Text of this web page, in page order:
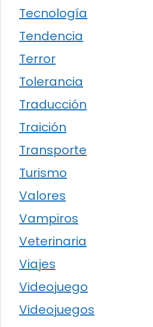
Tecnología
Tendencia
Terror
Tolerancia
Traducción
Traición
Transporte
Turismo
Valores
Vampiros
Veterinaria
Viajes
Videojuego
Videojuegos